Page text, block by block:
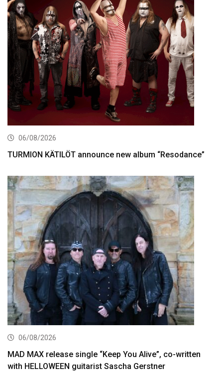
06/08/2026
TURMION KÄTILÖT announce new album “Resodance”
06/08/2026
MAD MAX release single “Keep You Alive”, co-written
with HELLOWEEN guitarist Sascha Gerstner